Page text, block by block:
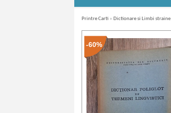
Printre Carti » Dictionare si Limbi straine
-60%